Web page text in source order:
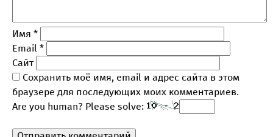
Имя *
Email *
Сайт
Сохранить моё имя, email и адрес сайта в этом
браузере для последующих моих комментариев.
Are you human? Please solve: